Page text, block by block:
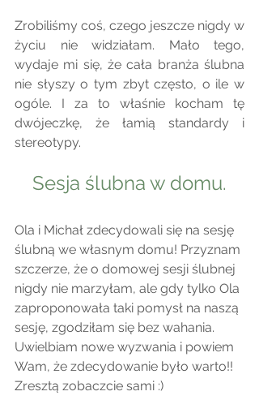
Zrobiliśmy coś, czego jeszcze nigdy w
życiu nie widziałam. Mało tego,
wydaje mi się, że cała branża ślubna
nie słyszy o tym zbyt często, o ile w
ogóle. I za to właśnie kocham tę
dwójeczkę, że łamią standardy i
stereotypy.
Sesja ślubna w domu.
Ola i Michał zdecydowali się na sesję
ślubną we własnym domu! Przyznam
szczerze, że o domowej sesji ślubnej
nigdy nie marzyłam, ale gdy tylko Ola
zaproponowała taki pomysł na naszą
sesję, zgodziłam się bez wahania.
Uwielbiam nowe wyzwania i powiem
Wam, że zdecydowanie było warto!!
Zresztą zobaczcie sami :)